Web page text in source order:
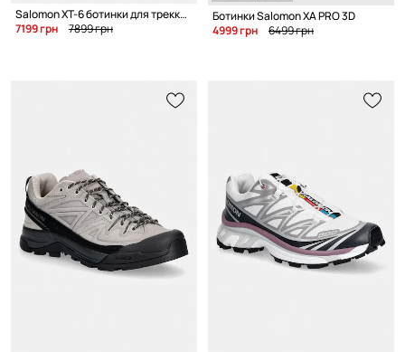
Salomon XT-6 ботинки для треккинга для женщин
7199 грн
7899 грн
Ботинки Salomon XA PRO 3D
4999 грн
6499 грн